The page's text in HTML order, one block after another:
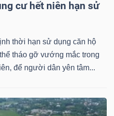
cư hết niên hạn sử
thời hạn sử dụng căn hộ
tháo gỡ vướng mắc trong
để người dân yên tâm...